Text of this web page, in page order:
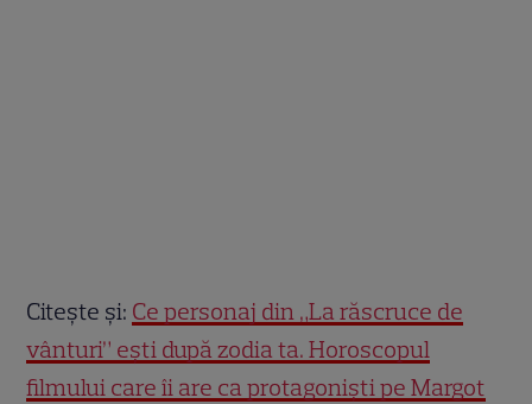
Citește și: Ce personaj din „La răscruce de
vânturi” ești după zodia ta. Horoscopul
filmului care îi are ca protagoniști pe Margot